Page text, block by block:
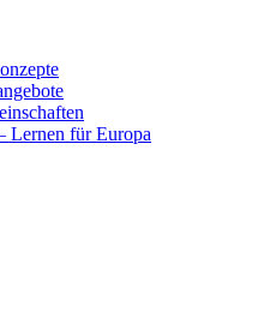
Lernen für Europa